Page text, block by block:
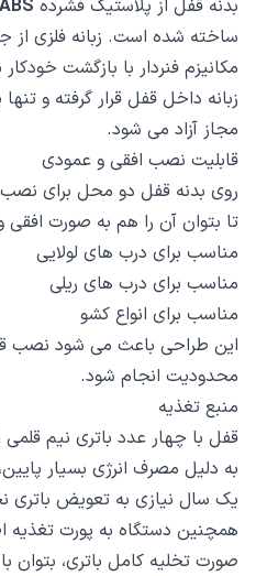
بدنه قفل از پلاستیک فشرده ABS
ساخته شده است. زبانه فلزی
مکانیزم فنردار با بازگشت
زبانه داخل قفل قرار گرفته و
مجاز آزاد می شود.
قابلیت نصب افقی و عمودی
روی بدنه قفل دو محل برای نصب
تا بتوان آن را هم به صورت
مناسب برای درب های لولایی
مناسب برای درب های ریلی
مناسب برای انواع کشو
این طراحی باعث می شود نصب
محدودیت انجام شود.
منبع تغذیه
به دلیل مصرف انرژی بسیار
یک سال نیازی به تعویض باتری
همچنین دستگاه به پورت
صورت تخلیه کامل باتری، بتوان